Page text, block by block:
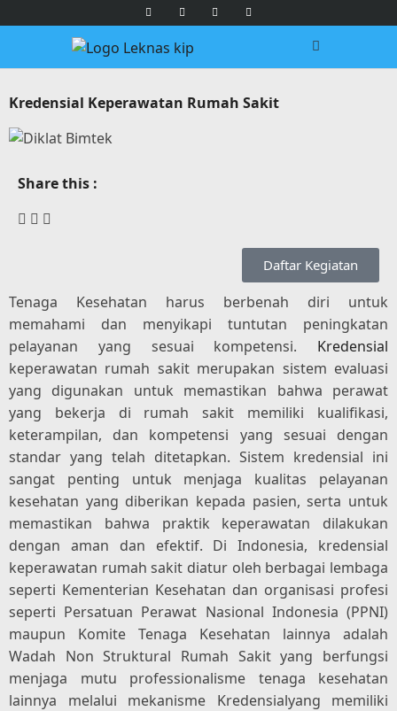
Kredensial Keperawatan Rumah Sakit
Share this :
Daftar Kegiatan
Tenaga Kesehatan harus berbenah diri untuk
memahami dan menyikapi tuntutan peningkatan
pelayanan yang sesuai kompetensi. Kredensial
keperawatan rumah sakit merupakan sistem evaluasi
yang digunakan untuk memastikan bahwa perawat
yang bekerja di rumah sakit memiliki kualifikasi,
keterampilan, dan kompetensi yang sesuai dengan
standar yang telah ditetapkan. Sistem kredensial ini
sangat penting untuk menjaga kualitas pelayanan
kesehatan yang diberikan kepada pasien, serta untuk
memastikan bahwa praktik keperawatan dilakukan
dengan aman dan efektif. Di Indonesia, kredensial
keperawatan rumah sakit diatur oleh berbagai lembaga
seperti Kementerian Kesehatan dan organisasi profesi
seperti Persatuan Perawat Nasional Indonesia (PPNI)
maupun Komite Tenaga Kesehatan lainnya adalah
Wadah Non Struktural Rumah Sakit yang berfungsi
menjaga mutu professionalisme tenaga kesehatan
lainnya melalui mekanisme Kredensialyang memiliki